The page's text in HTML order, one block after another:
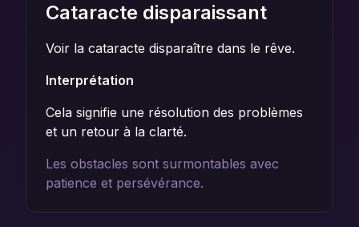
Cataracte disparaissant
Voir la cataracte disparaître dans le rêve.
Interprétation
Cela signifie une résolution des problèmes
et un retour à la clarté.
Les obstacles sont surmontables avec
patience et persévérance.